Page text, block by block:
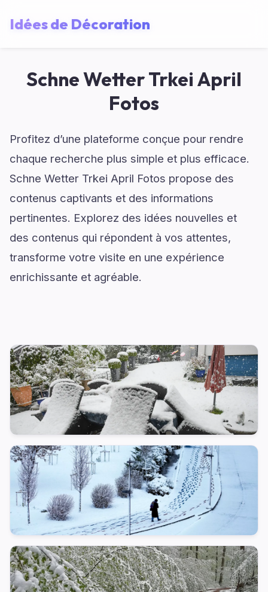
Idées de Décoration
Schne Wetter Trkei April
Fotos
Profitez d’une plateforme conçue pour rendre
chaque recherche plus simple et plus efficace.
Schne Wetter Trkei April Fotos propose des
contenus captivants et des informations
pertinentes. Explorez des idées nouvelles et
des contenus qui répondent à vos attentes,
transforme votre visite en une expérience
enrichissante et agréable.